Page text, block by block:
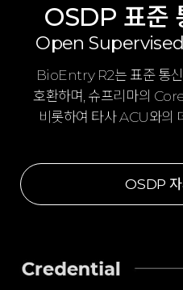
OSDP 표준
Open
BioEntry R2는 표준 통
호환하며, 슈프리마의
비롯하여 타사 ACU와의
OSDP 자